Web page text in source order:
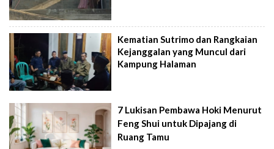
Kematian Sutrimo dan Rangkaian
Kejanggalan yang Muncul dari
Kampung Halaman
7 Lukisan Pembawa Hoki Menurut
Feng Shui untuk Dipajang di
Ruang Tamu